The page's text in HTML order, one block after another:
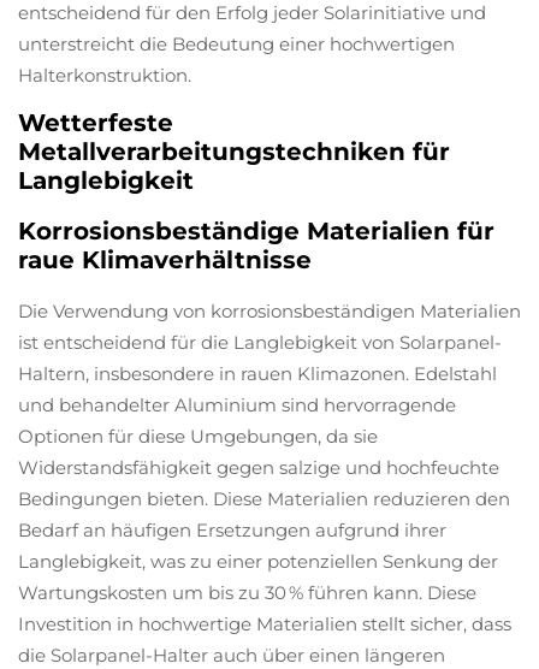
entscheidend für den Erfolg jeder Solarinitiative und
unterstreicht die Bedeutung einer hochwertigen
Halterkonstruktion.
Wetterfeste
Metallverarbeitungstechniken für
Langlebigkeit
Korrosionsbeständige Materialien für
raue Klimaverhältnisse
Die Verwendung von korrosionsbeständigen Materialien
ist entscheidend für die Langlebigkeit von Solarpanel-
Haltern, insbesondere in rauen Klimazonen. Edelstahl
und behandelter Aluminium sind hervorragende
Optionen für diese Umgebungen, da sie
Widerstandsfähigkeit gegen salzige und hochfeuchte
Bedingungen bieten. Diese Materialien reduzieren den
Bedarf an häufigen Ersetzungen aufgrund ihrer
Langlebigkeit, was zu einer potenziellen Senkung der
Wartungskosten um bis zu 30 % führen kann. Diese
Investition in hochwertige Materialien stellt sicher, dass
die Solarpanel-Halter auch über einen längeren